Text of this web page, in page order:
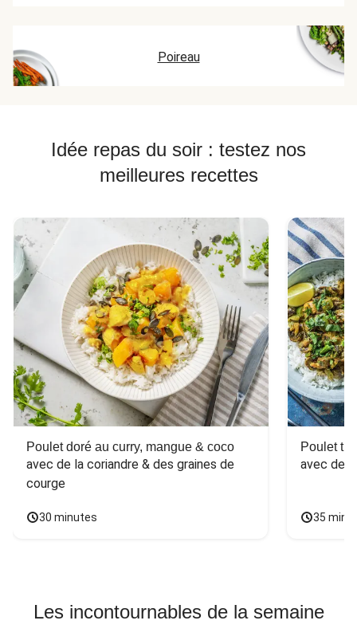
Poireau
Idée repas du soir : testez nos
meilleures recettes
Poulet doré au curry, mangue & coco
avec de la coriandre & des graines de
courge
30 minutes
Poulet
avec des
35
Les incontournables de la semaine